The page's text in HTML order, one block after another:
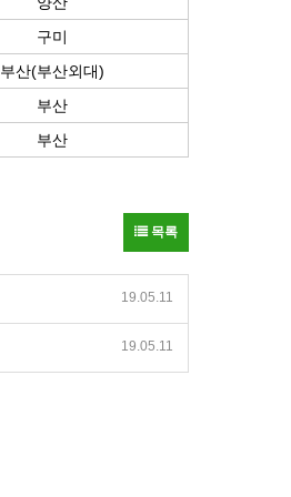
구미
부산(부산외대)
부산
부산
목록
19.05.11
19.05.11